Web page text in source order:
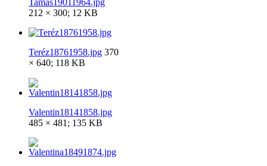
Tamas19011964.jpg
212 × 300; 12 KB
Teréz18761958.jpg 370
× 640; 118 KB
Valentin18141858.jpg
485 × 481; 135 KB